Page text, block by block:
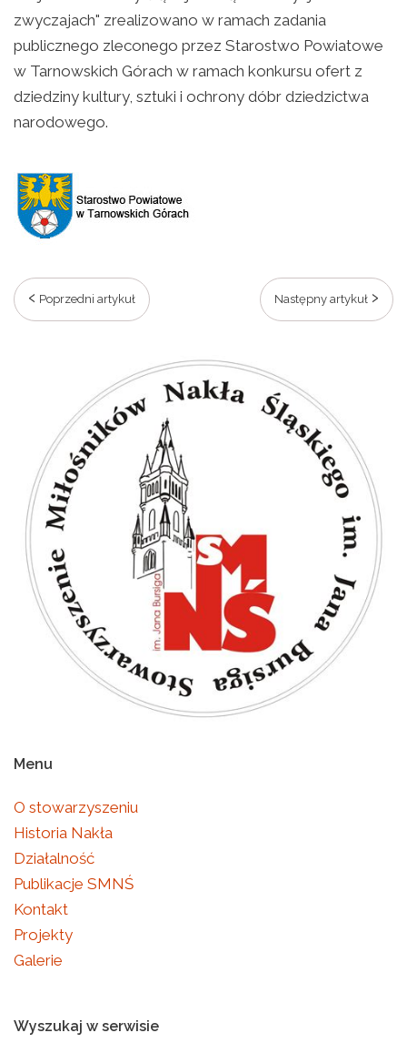
zwyczajach" zrealizowano w ramach zadania
publicznego zleconego przez Starostwo Powiatowe
w Tarnowskich Górach w ramach konkursu ofert z
dziedziny kultury, sztuki i ochrony dóbr dziedzictwa
narodowego.
Poprzedni artykuł Następny artykuł
Menu
O stowarzyszeniu
Historia Nakła
Działalność
Publikacje SMNŚ
Kontakt
Projekty
Galerie
Wyszukaj w serwisie